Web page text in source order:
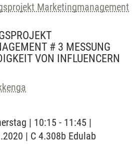
Marketingmanagement
# 3 MESSUNG
VON INFLUENCERN
| 10:15 - 11:45 |
| C 4.308b Edulab